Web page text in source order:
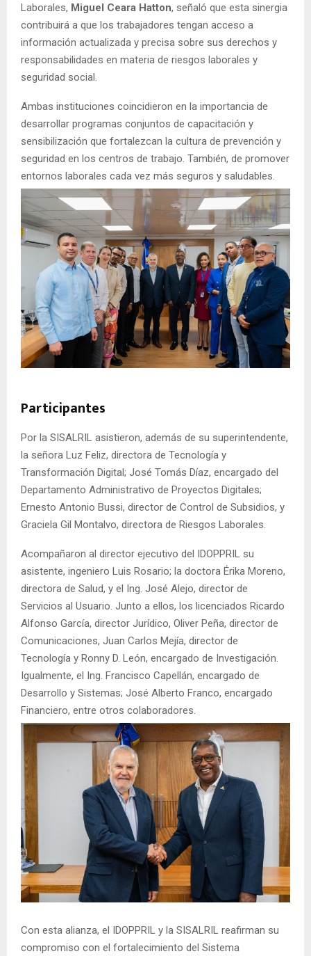
Laborales, Miguel Ceara Hatton, señaló que esta sinergia
contribuirá a que los trabajadores tengan acceso a
información actualizada y precisa sobre sus derechos y
responsabilidades en materia de riesgos laborales y
seguridad social.
Ambas instituciones coincidieron en la importancia de
desarrollar programas conjuntos de capacitación y
sensibilización que fortalezcan la cultura de prevención y
seguridad en los centros de trabajo. También, de promover
entornos laborales cada vez más seguros y saludables.
Participantes
Por la SISALRIL asistieron, además de su superintendente,
la señora Luz Feliz, directora de Tecnología y
Transformación Digital; José Tomás Díaz, encargado del
Departamento Administrativo de Proyectos Digitales;
Ernesto Antonio Bussi, director de Control de Subsidios, y
Graciela Gil Montalvo, directora de Riesgos Laborales.
Acompañaron al director ejecutivo del IDOPPRIL su
asistente, ingeniero Luis Rosario; la doctora Érika Moreno,
directora de Salud, y el Ing. José Alejo, director de
Servicios al Usuario. Junto a ellos, los licenciados Ricardo
Alfonso García, director Jurídico, Oliver Peña, director de
Comunicaciones, Juan Carlos Mejía, director de
Tecnología y Ronny D. León, encargado de Investigación.
Igualmente, el Ing. Francisco Capellán, encargado de
Desarrollo y Sistemas; José Alberto Franco, encargado
Financiero, entre otros colaboradores.
Con esta alianza, el IDOPPRIL y la SISALRIL reafirman su
compromiso con el fortalecimiento del Sistema